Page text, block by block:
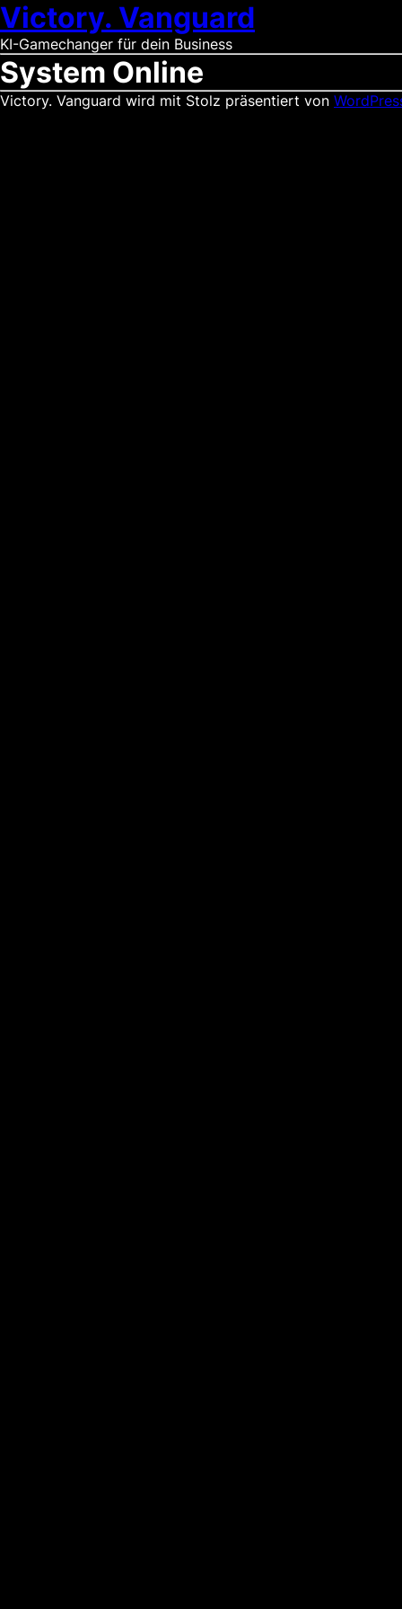
Victory. Vanguard
KI-Gamechanger für dein Business
System Online
Victory. Vanguard wird mit Stolz präsentiert von